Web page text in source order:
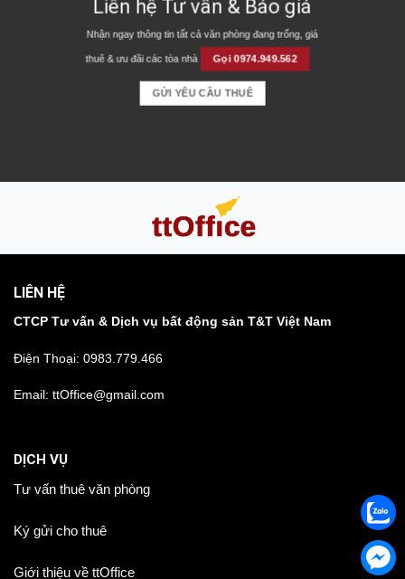
Liên hệ Tư vấn & Báo giá
Nhận ngay thông tin tất cả văn phòng đang trống, giá
thuê & ưu đãi các tòa nhà Gọi 0974.949.562
GỬI YÊU CẦU THUÊ
LIÊN HỆ
CTCP Tư vấn & Dịch vụ bất động sản T&T Việt Nam
Điện Thoại: 0983.779.466
Email: ttOffice@gmail.com
DỊCH VỤ
Tư vấn thuê văn phòng
Ký gửi cho thuê
Giới thiệu về ttOffice